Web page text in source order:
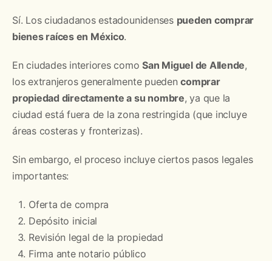
Sí. Los ciudadanos estadounidenses pueden comprar
bienes raíces en México.
En ciudades interiores comoSan Miguel de Allende,
los extranjeros generalmente puedencomprar
propiedad directamente a su nombre, ya que la
ciudad está fuera de la zona restringida (que incluye
áreas costeras y fronterizas).
Sin embargo, el proceso incluye ciertos pasos legales
importantes:
Oferta de compra
Depósito inicial
Revisión legal de la propiedad
Firma ante notario público